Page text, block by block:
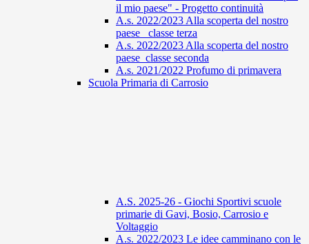
il mio paese" - Progetto continuità
A.s. 2022/2023 Alla scoperta del nostro
paese_ classe terza
A.s. 2022/2023 Alla scoperta del nostro
paese_classe seconda
A.s. 2021/2022 Profumo di primavera
Scuola Primaria di Carrosio
A.S. 2025-26 - Giochi Sportivi scuole
primarie di Gavi, Bosio, Carrosio e
Voltaggio
A.s. 2022/2023 Le idee camminano con le